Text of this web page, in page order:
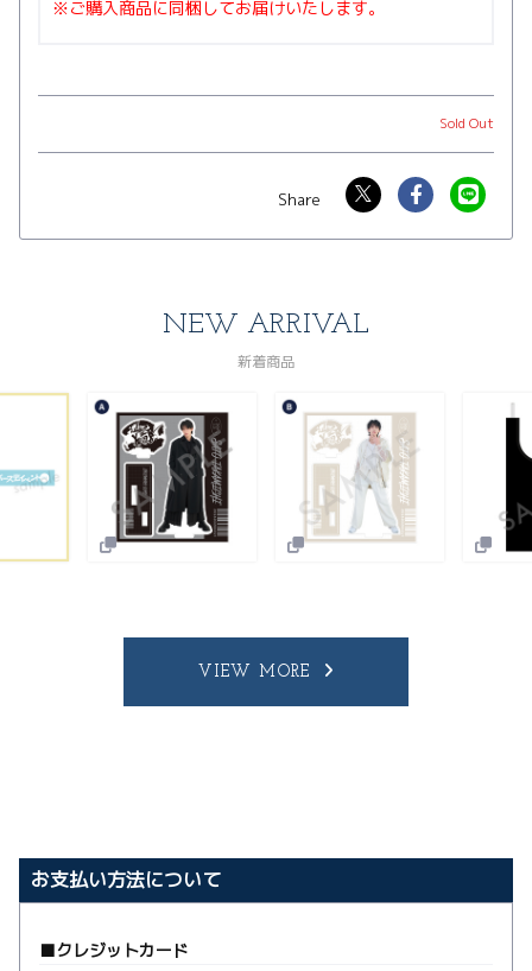
※ご購入商品に同梱してお届けいたします。
Sold Out
NEW ARRIVAL
新着商品
VIEW MORE
お支払い方法について
クレジットカード